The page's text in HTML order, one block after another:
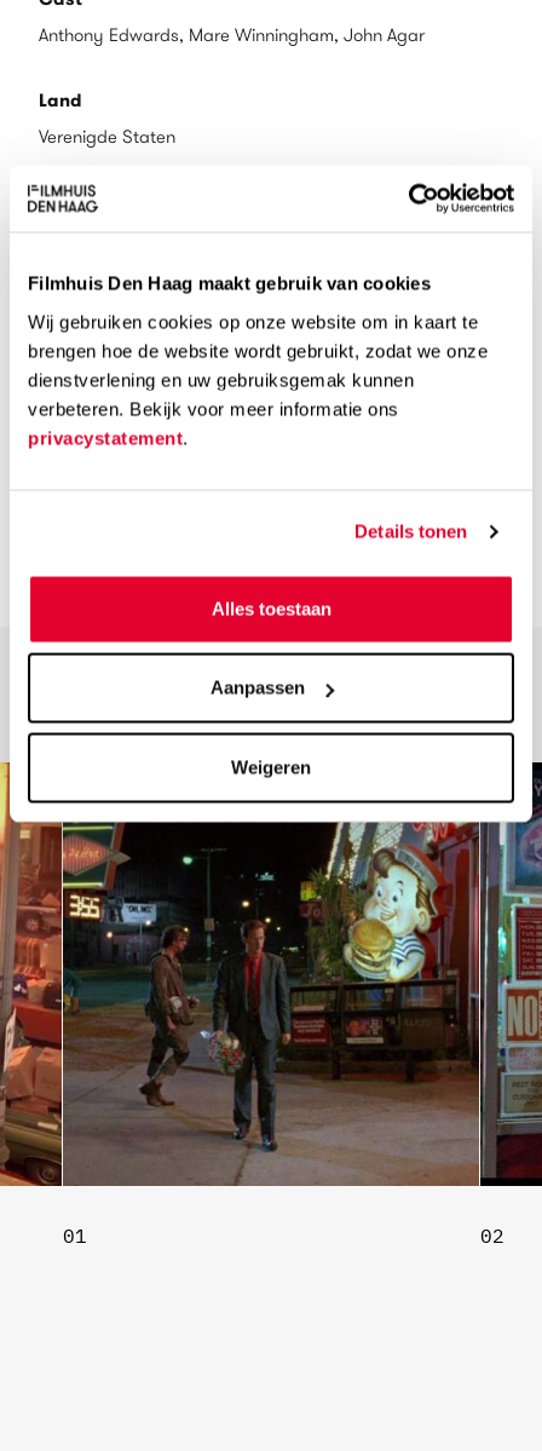
Filmhuis Den Haag maakt gebruik van cookies
Wij gebruiken cookies op onze website om in kaart te
brengen hoe de website wordt gebruikt, zodat we onze
dienstverlening en uw gebruiksgemak kunnen
verbeteren. Bekijk voor meer informatie ons
privacystatement.
Details tonen
Alles toestaan
Aanpassen
Weigeren
Anthony Edwards, Mare Winningham, John Agar
Land
Verenigde Staten
Taal
Engels
Speelduur
87 min
01 02